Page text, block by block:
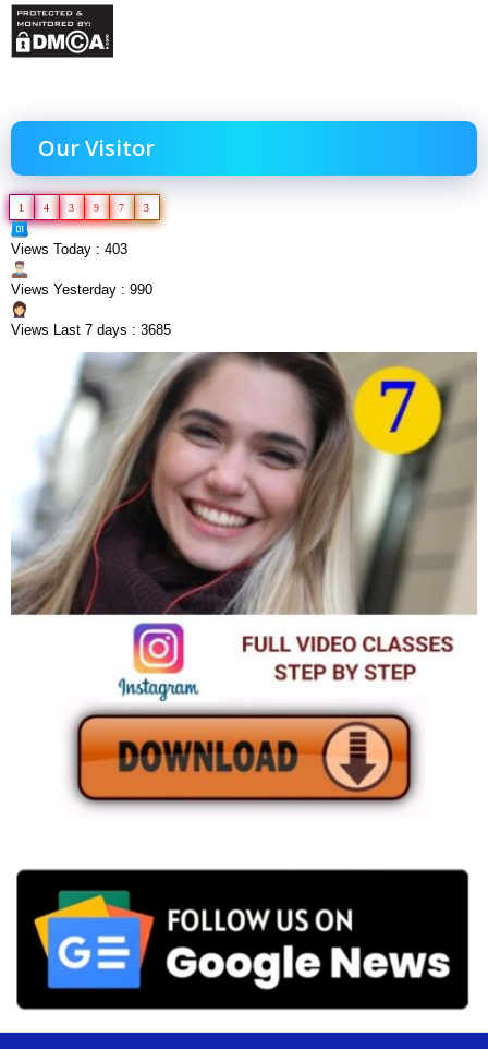
Our Visitor
1 4 3 9 7 3
Views Today : 403
Views Yesterday : 990
Views Last 7 days : 3685